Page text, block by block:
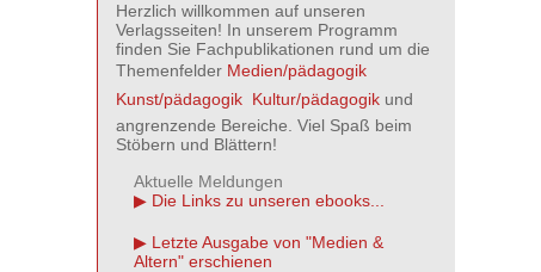
Herzlich willkommen auf unseren
Verlagsseiten! In unserem Programm
finden Sie Fachpublikationen rund um die
Themenfelder Medien/pädagogik
Kunst/pädagogik Kultur/pädagogik und
angrenzende Bereiche. Viel Spaß beim
Stöbern und Blättern!
Aktuelle Meldungen
Die Links zu unseren ebooks...
Letzte Ausgabe von "Medien &
Altern" erschienen